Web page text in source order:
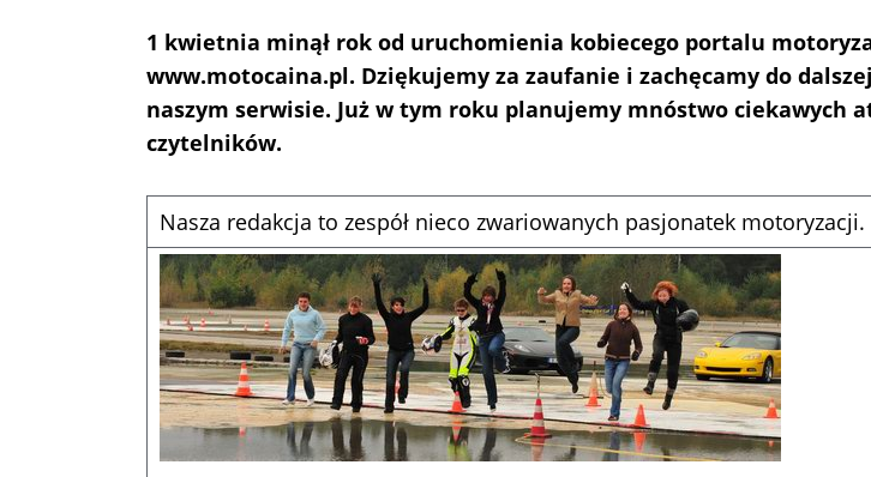
1 kwietnia minął rok od uruchomienia kobiecego portalu
www.motocaina.pl. Dziękujemy za zaufanie i zachęcamy do
naszym serwisie. Już w tym roku planujemy mnóstwo ciekawych
czytelników.
Nasza redakcja to zespół nieco zwariowanych pasjonatek motoryzacji.